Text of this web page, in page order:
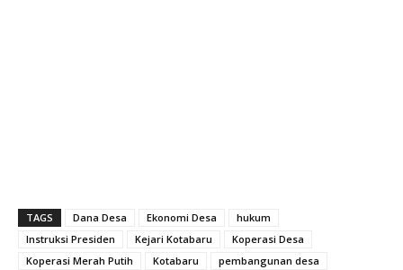
TAGS Dana Desa Ekonomi Desa
hukum
Instruksi Presiden
Kejari Kotabaru
Koperasi Desa
Koperasi Merah Putih
Kotabaru
pembangunan desa